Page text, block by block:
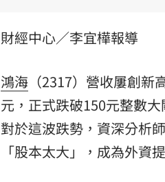
木木林葦妮26歲生日！許願當
女攀八大秀失聯 家屬求助：
苗可麗配合失智父演戲「一舉
財經中心／李宜樺報導
鴻海 （2317）營收屢創
元，正式跌破150元整數
對於這波跌勢，資深分析
「股本太大」，成為外資